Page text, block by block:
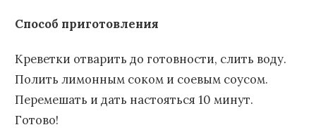
Способ приготовления
Креветки отварить до готовности, слить воду.
Полить лимонным соком и соевым соусом.
Перемешать и дать настояться 10 минут.
Готово!